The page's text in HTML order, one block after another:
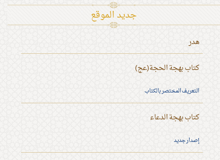
جديد الموقع
هدر
كتاب بهجة الحجة(عج)
التعريف المختصر بالكتاب
كتاب بهجة الدعاء
إصدار جديد